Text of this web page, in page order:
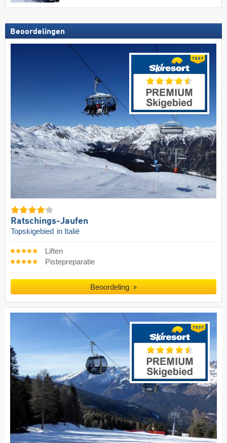
Beoordelingen
Ratschings-Jaufen
Topskigebied in Italië
Liften
Pistepreparatie
Beoordeling